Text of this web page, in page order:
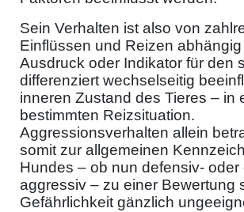
Sein Verhalten ist also von
Einflüssen und Reizen
Ausdruck oder Indikator für den
differenziert wechselseitig
inneren Zustand des Tieres – in
bestimmten Reizsituation.
Aggressionsverhalten allein
somit zur allgemeinen
Hundes – ob nun defensiv- oder
aggressiv – zu einer Bewertung
Gefährlichkeit gänzlich